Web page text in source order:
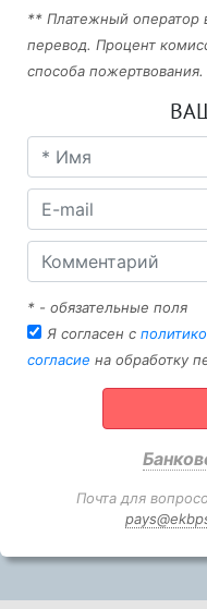
** Платежный оператор
перевод. Процент
способа пожертвования.
* - обязательные поля
Я согласен с
согласие на обработку
Почта для